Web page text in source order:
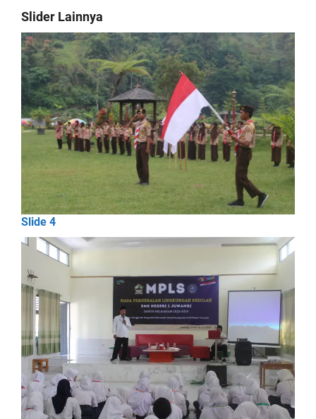
Slider Lainnya
Slide 4